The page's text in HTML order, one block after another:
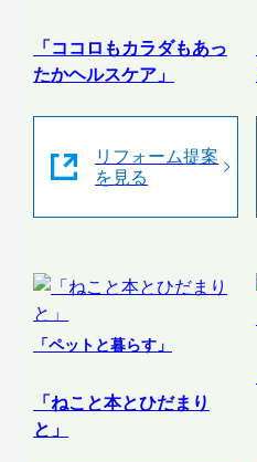
「ココロもカラダもあっ
たかヘルスケア」
リフォーム提案
を見る
「ペットと暮らす」
「ねこと本とひだまり
と」